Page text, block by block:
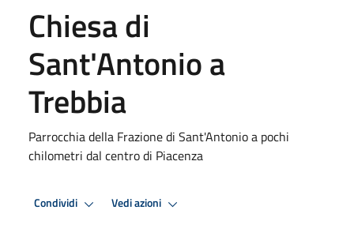
Chiesa di
Sant'Antonio a
Trebbia
Parrocchia della Frazione di Sant'Antonio a pochi
chilometri dal centro di Piacenza
Condividi Vedi azioni